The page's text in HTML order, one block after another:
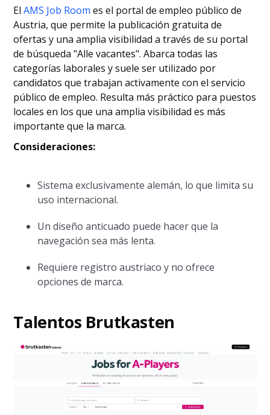
ElAMS Job Room es el portal de empleo público de
Austria, que permite la publicación gratuita de
ofertas y una amplia visibilidad a través de su portal
de búsqueda "Alle vacantes". Abarca todas las
categorías laborales y suele ser utilizado por
candidatos que trabajan activamente con el servicio
público de empleo. Resulta más práctico para puestos
locales en los que una amplia visibilidad es más
importante que la marca.
Consideraciones:
Sistema exclusivamente alemán, lo que limita su
uso internacional.
Un diseño anticuado puede hacer que la
navegación sea más lenta.
Requiere registro austriaco y no ofrece
opciones de marca.
Talentos Brutkasten